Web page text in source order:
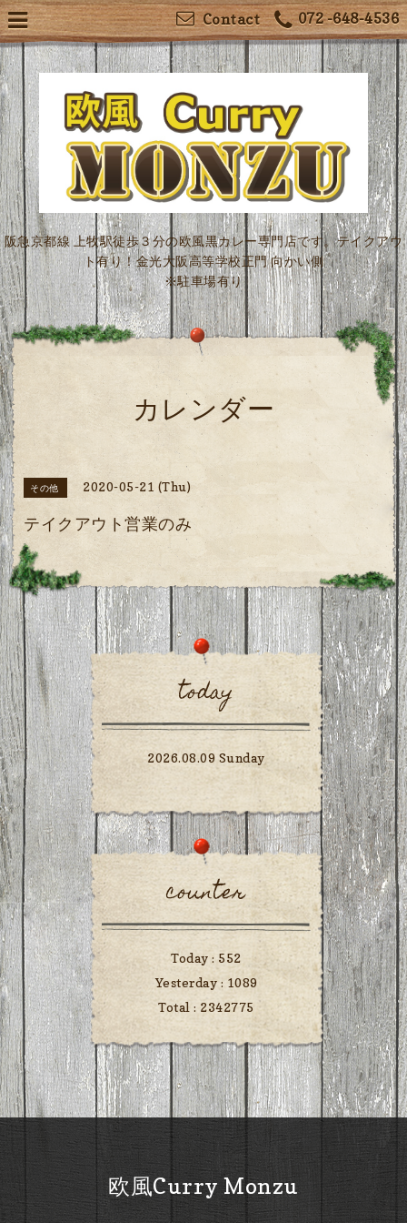
072 -648-4536
Contact
阪急京都線 上牧駅徒歩３分の欧風黒カレー専門店です。テイクアウ
ト有り！金光大阪高等学校正門 向かい側
※駐車場有り
カレンダー
その他 2020-05-21 (Thu)
テイクアウト営業のみ
today
2026.08.09 Sunday
counter
Today : 552
Yesterday : 1089
Total : 2342775
欧風Curry Monzu